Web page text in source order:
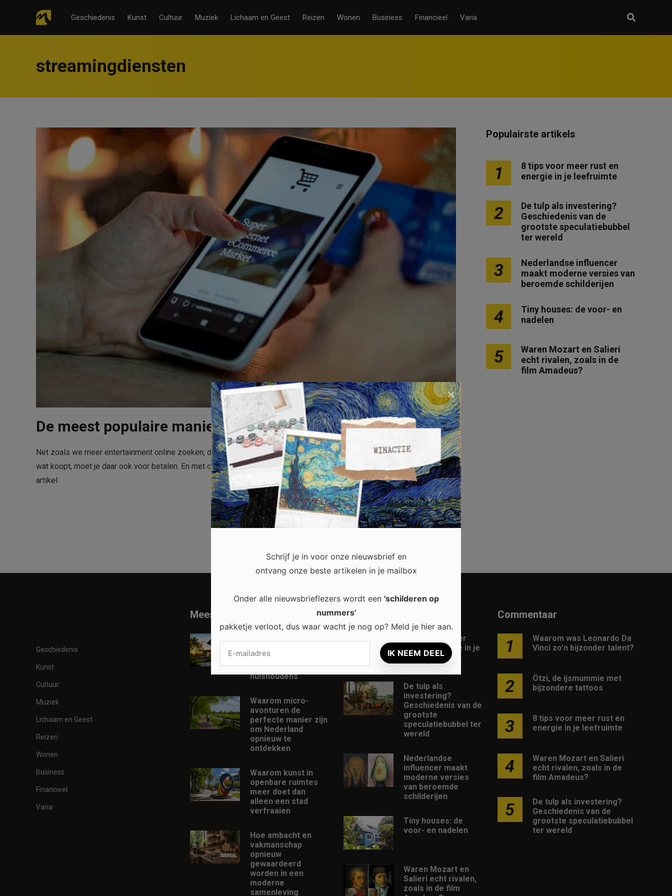
Geschiedenis Kunst Cultuur Muziek Lichaam en Geest Reizen Wonen Business Financieel Varia
streamingdiensten
De meest populaire manieren om online te betalen
Net zoals we meer entertainment online zoeken, doen we met zijn allen ook steeds meer online aankopen. Maar als je
wat koopt, moet je daar ook voor betalen. En met cash geld kan dat natuurlijk niet. De financiële wereld had …lees dit
artikel
Populairste artikels
1
8 tips voor meer rust en
energie in je leefruimte
2
De tulp als investering?
Geschiedenis van de
grootste speculatiebubbel
ter wereld
3
Nederlandse influencer
maakt moderne versies van
beroemde schilderijen
4
Tiny houses: de voor- en
nadelen
5
Waren Mozart en Salieri
echt rivalen, zoals in de
film Amadeus?
Geschiedenis
Kunst
Cultuur
Muziek
Lichaam en Geest
Reizen
Wonen
Business
Financieel
Varia
Meest recent
interessanter wordt
voor Nederlandse
huishoudens
Waarom micro-
avonturen de
perfecte manier zijn
om Nederland
opnieuw te
ontdekken
Waarom kunst in
openbare ruimtes
meer doet dan
alleen een stad
verfraaien
Hoe ambacht en
vakmanschap
opnieuw
gewaardeerd
worden in een
moderne
samenleving
Popular
8 tips voor meer
rust en energie in je
leefruimte
De tulp als
investering?
Geschiedenis van de
grootste
speculatiebubbel ter
wereld
Nederlandse
influencer maakt
moderne versies
van beroemde
schilderijen
Tiny houses: de
voor- en nadelen
Waren Mozart en
Salieri echt rivalen,
zoals in de film
Commentaar
1
Waarom was Leonardo Da
Vinci zo’n bijzonder talent?
2
Ötzi, de ijsmummie met
bijzondere tattoos
3
8 tips voor meer rust en
energie in je leefruimte
4
Waren Mozart en Salieri
echt rivalen, zoals in de
film Amadeus?
5
De tulp als investering?
Geschiedenis van de
grootste speculatiebubbel
ter wereld
Schrijf je in voor onze nieuwsbrief en
ontvang onze beste artikelen in je mailbox
Onder alle nieuwsbrieflezers wordt een 'schilderen op
nummers'
pakketje verloot, dus waar wacht je nog op? Meld je hier aan.
×